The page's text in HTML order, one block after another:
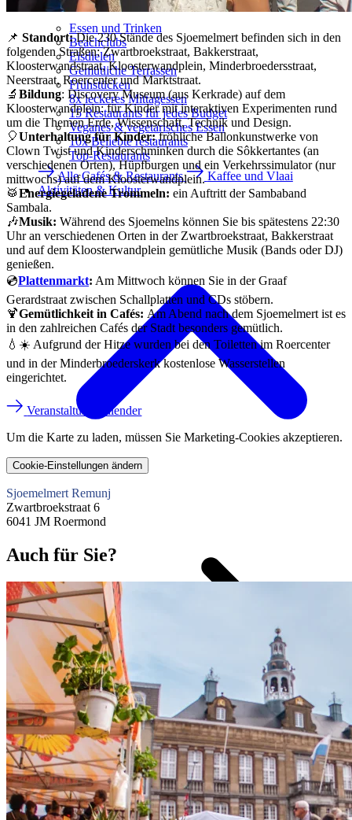
Essen und Trinken
Beachclubs
Eisdielen
Gemütliche Terrassen
Frühstücken
8x leckeres Mittagessen
15 Restaurants für jedes Budget
Veganes & vegetarisches Essen
10x Beliebte restaurants
Top-Restaurants
Alle Cafés & Restaurants
Kaffee und Vlaai
Aktivitäten & Kultur
📌 Standort:Die 230 Stände des Sjoemelmert befinden sich in den
folgenden Straßen: Zwartbroekstraat, Bakkerstraat,
Kloosterwandstraat, Kloosterwandplein, Minderbroedersstraat,
Neerstraat, Roercenter und Marktstraat.
🔬 Bildung: Discovery Museum (aus Kerkrade) auf dem
Kloosterwandplein: für Kinder mit interaktiven Experimenten rund
um die Themen Erde, Wissenschaft, Technik und Design.
🎈Unterhaltung für Kinder:fröhliche Ballonkunstwerke von
Clown Twist und Kinderschminken durch die Sôkkertantes (an
verschiedenen Orten), Hüpfburgen und ein Verkehrssimulator (nur
mittwochs) auf dem Kloosterwandplein.
🥁Energiegeladene Trommeln: ein Auftritt der Sambaband
Sambala.
🎶Musik: Während des Sjoemelns können Sie bis spätestens 22:30
Uhr an verschiedenen Orten in der Zwartbroekstraat, Bakkerstraat
und auf dem Kloosterwandplein gemütliche Musik (Bands oder DJ)
genießen.
💿Plattenmarkt: Am Mittwoch können Sie in der Graaf
Gerardstraat zwischen Schallplatten und CDs stöbern.
🍹Gemütlichkeit in Cafés: Am Abend nach dem Sjoemelmert ist es
in den zahlreichen Cafés der Stadt besonders gemütlich.
💧☀️ Aufgrund der Hitze wurden bei den Toiletten im Roercenter
und in der Minderbroederskerk kostenlose Wasserstellen
eingerichtet.
Veranstaltungskalender
Um die Karte zu laden, müssen Sie Marketing-Cookies akzeptieren.
Cookie-Einstellungen ändern
Sjoemelmert Remunj
Zwartbroekstraat 6
6041 JM Roermond
Auch für Sie?